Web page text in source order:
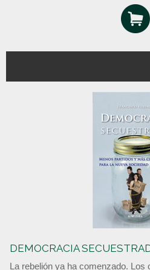
DEMOCRACIA
La rebelión ya ha comenzado. Los